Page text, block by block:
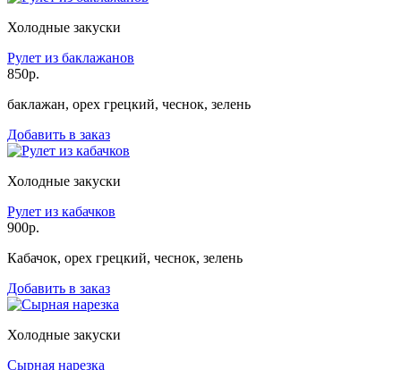
Холодные закуски
Рулет из баклажанов
850р.
баклажан, орех грецкий, чеснок, зелень
Добавить в заказ
Холодные закуски
Рулет из кабачков
900р.
Кабачок, орех грецкий, чеснок, зелень
Добавить в заказ
Холодные закуски
Сырная нарезка